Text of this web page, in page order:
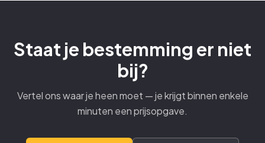
Staat je bestemming er niet
bij?
Vertel ons waar je heen moet — je krijgt binnen enkele
minuten een prijsopgave.